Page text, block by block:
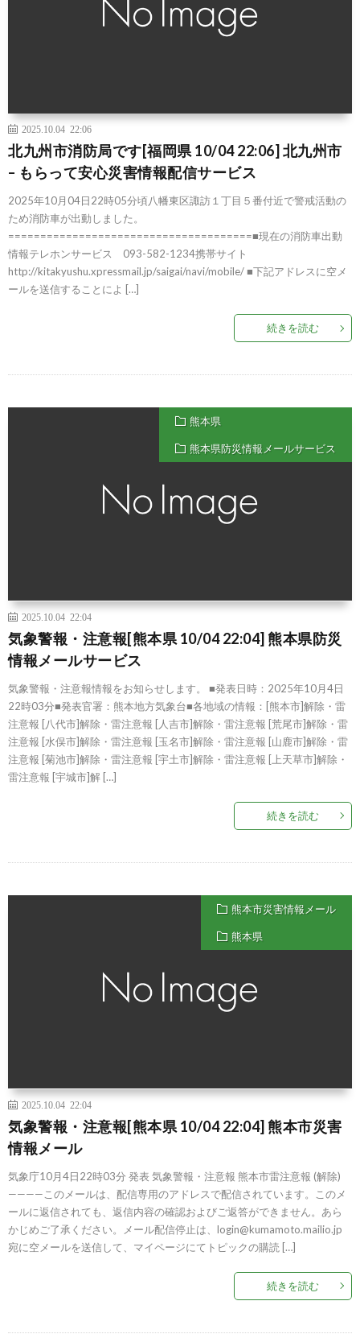
2025.10.04 22:06
北九州市消防局です[福岡県 10/04 22:06] 北九州市
– もらって安心災害情報配信サービス
2025年10月04日22時05分頃八幡東区諏訪１丁目５番付近で警戒活動の
ため消防車が出動しました。
======================================■現在の消防車出動
情報テレホンサービス 093-582-1234携帯サイト
http://kitakyushu.xpressmail.jp/saigai/navi/mobile/ ■下記アドレスに空メ
ールを送信することによ […]
続きを読む
熊本県
熊本県防災情報メールサービス
2025.10.04 22:04
気象警報・注意報[熊本県 10/04 22:04] 熊本県防災
情報メールサービス
気象警報・注意報情報をお知らせします。 ■発表日時：2025年10月4日
22時03分■発表官署：熊本地方気象台■各地域の情報：[熊本市]解除・雷
注意報 [八代市]解除・雷注意報 [人吉市]解除・雷注意報 [荒尾市]解除・雷
注意報 [水俣市]解除・雷注意報 [玉名市]解除・雷注意報 [山鹿市]解除・雷
注意報 [菊池市]解除・雷注意報 [宇土市]解除・雷注意報 [上天草市]解除・
雷注意報 [宇城市]解 […]
続きを読む
熊本市災害情報メール
熊本県
2025.10.04 22:04
気象警報・注意報[熊本県 10/04 22:04] 熊本市災害
情報メール
気象庁10月4日22時03分 発表 気象警報・注意報 熊本市雷注意報 (解除)
————このメールは、配信専用のアドレスで配信されています。このメ
ールに返信されても、返信内容の確認およびご返答ができません。あら
かじめご了承ください。メール配信停止は、login@kumamoto.mailio.jp
宛に空メールを送信して、マイページにてトピックの購読 […]
続きを読む